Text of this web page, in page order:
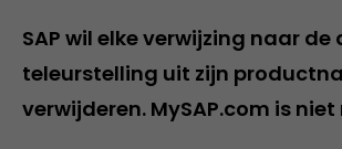
SAP wil elke verwijzing naar
teleurstelling uit zijn
verwijderen. MySAP.com is niet